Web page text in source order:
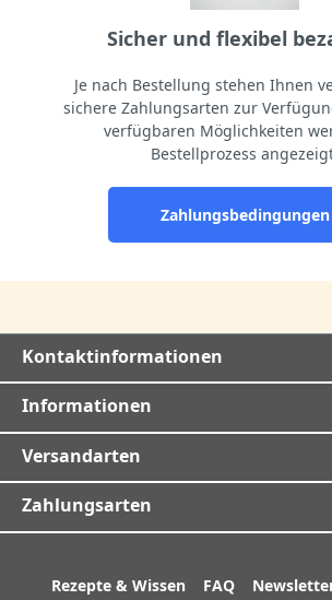
Sicher und flexibel
Je nach Bestellung stehen Ihnen
sichere Zahlungsarten zur
verfügbaren Möglichkeiten
Bestellprozess
Zahlungsbedingungen
Kontaktinformationen
Informationen
Versandarten
Zahlungsarten
Rezepte & Wissen FAQ